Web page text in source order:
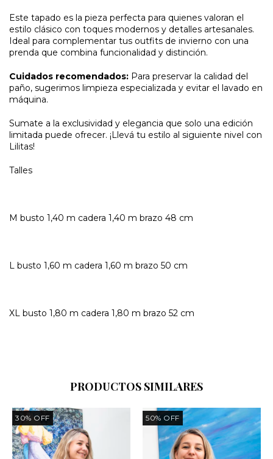
Este tapado es la pieza perfecta para quienes valoran el
estilo clásico con toques modernos y detalles artesanales.
Ideal para complementar tus outfits de invierno con una
prenda que combina funcionalidad y distinción.
Cuidados recomendados: Para preservar la calidad del
paño, sugerimos limpieza especializada y evitar el lavado en
máquina.
Sumate a la exclusividad y elegancia que solo una edición
limitada puede ofrecer. ¡Llevá tu estilo al siguiente nivel con
Lilitas!
Talles
M busto 1,40 m cadera 1,40 m brazo 48 cm
L busto 1,60 m cadera 1,60 m brazo 50 cm
XL busto 1,80 m cadera 1,80 m brazo 52 cm
PRODUCTOS SIMILARES
30% OFF 50% OFF